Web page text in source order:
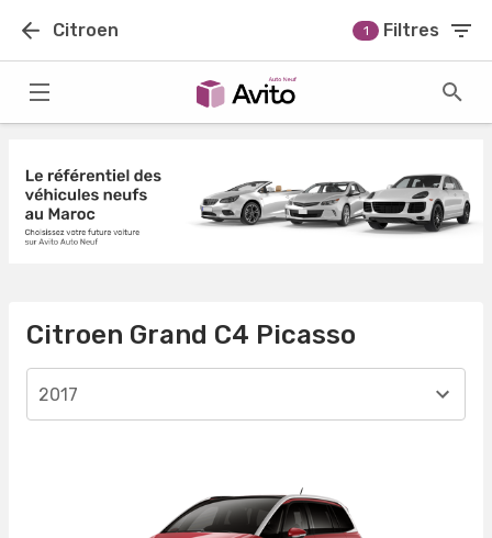
Citroen 1 Filtres
Citroen Grand C4 Picasso
2017